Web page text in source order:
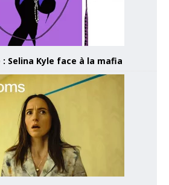
: Selina Kyle face à la mafia